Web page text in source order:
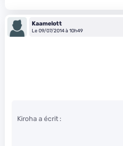
Kaamelott
Le 09/07/2014 à 10h49
Kiroha a écrit :